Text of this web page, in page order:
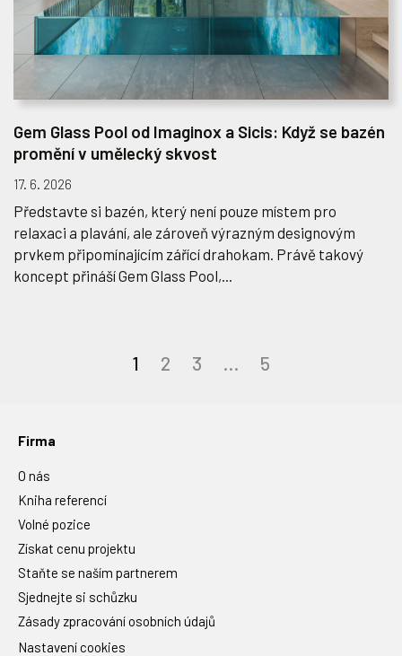
Gem Glass Pool od Imaginox a Sicis: Když se bazén
promění v umělecký skvost
17. 6. 2026
Představte si bazén, který není pouze místem pro
relaxaci a plavání, ale zároveň výrazným designovým
prvkem připomínajícím zářící drahokam. Právě takový
koncept přináší Gem Glass Pool,...
1 2 3 … 5
Firma
O nás
Kniha referencí
Volné pozice
Získat cenu projektu
Staňte se naším partnerem
Sjednejte si schůzku
Zásady zpracování osobních údajů
Nastavení cookies